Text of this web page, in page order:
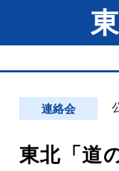
連絡会
東北「道